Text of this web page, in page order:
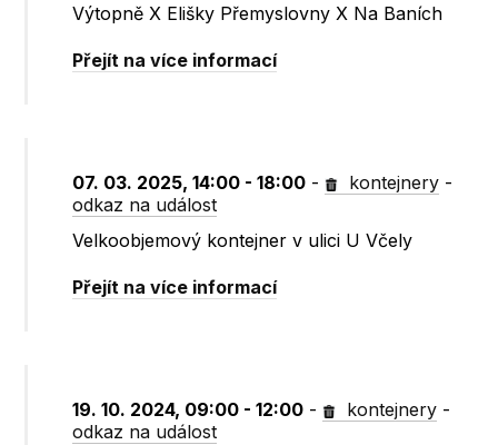
Výtopně X Elišky Přemyslovny X Na Baních
Přejít na více informací
07. 03. 2025, 14:00 - 18:00 - kontejnery -
odkaz na událost
Velkoobjemový kontejner v ulici U Včely
Přejít na více informací
19. 10. 2024, 09:00 - 12:00 - kontejnery -
odkaz na událost